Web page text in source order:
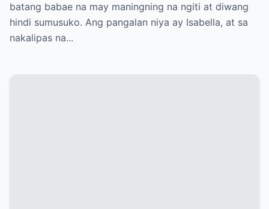
batang babae na may maningning na ngiti at diwang
hindi sumusuko. Ang pangalan niya ay Isabella, at sa
nakalipas na...